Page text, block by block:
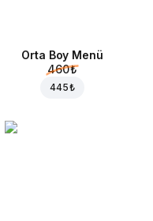
Orta Boy Menü
460 ₺
445 ₺